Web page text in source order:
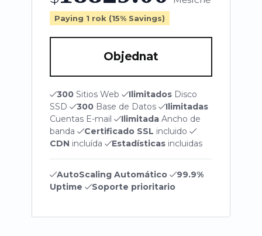
Paying 1 rok (15% Savings)
Objednat
300 Sitios Web Ilimitados Disco
SSD
300 Base de Datos
Ilimitadas
Cuentas E-mail
Ilimitada Ancho de
banda
Certificado SSL incluido
CDN incluída Estadísticas incluidas
AutoScaling Automático
99.9%
Uptime
Soporte prioritario